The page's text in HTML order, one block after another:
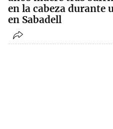
en la cabeza durante
en Sabadell